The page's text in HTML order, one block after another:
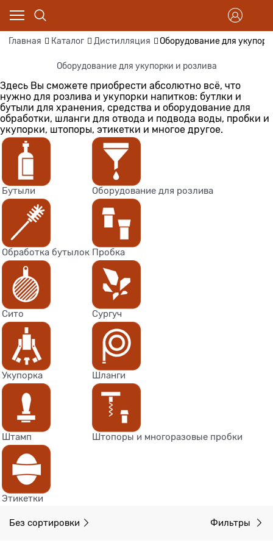
Главная Каталог Дистилляция Оборудование для
Оборудование для укупорки и розлива
Здесь Вы сможете приобрести абсолютно всё, что
нужно для розлива и укупорки напитков: бутлки и
бутыли для хранения, средства и оборудование для
обработки, шланги для отвода и подвода воды, пробки и
укупорки, штопоры, этикетки и многое другое.
Бутыли Оборудование для розлива
Обработка бутылок Пробка
Сито Сургуч
Укупорка Шланги
Штамп Штопоры и многоразовые пробки
Этикетки
Без сортировки Фильтры